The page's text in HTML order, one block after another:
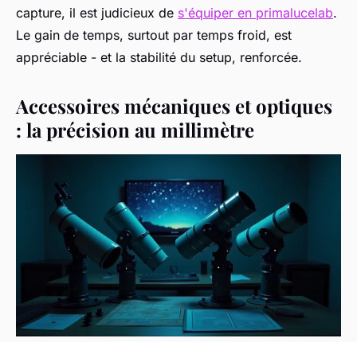
capture, il est judicieux de s'équiper en primalucelab.
Le gain de temps, surtout par temps froid, est
appréciable - et la stabilité du setup, renforcée.
Accessoires mécaniques et optiques
: la précision au millimètre